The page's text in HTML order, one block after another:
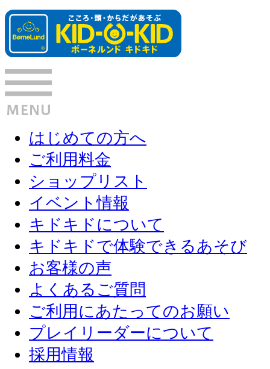
はじめての方へ
ご利用料金
ショップリスト
イベント情報
キドキドについて
キドキドで体験できるあそび
お客様の声
よくあるご質問
ご利用にあたってのお願い
プレイリーダーについて
採用情報